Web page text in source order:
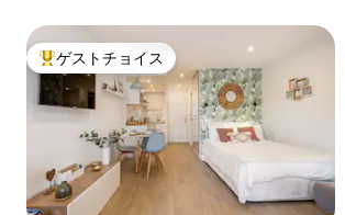
大好評のゲストチョイスです。
ゲストチョイス